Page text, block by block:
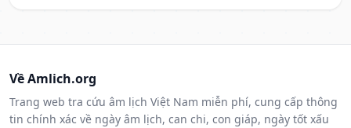
Về Amlich.org
Trang web tra cứu âm lịch Việt Nam miễn phí, cung cấp thông
tin chính xác về ngày âm lịch, can chi, con giáp, ngày tốt xấu